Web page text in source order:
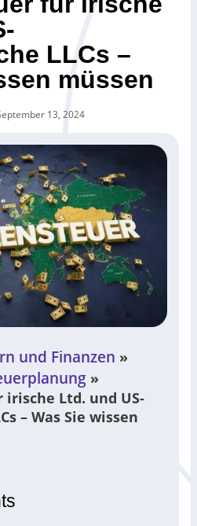
LLCs –
müssen
13, 2024
und Finanzen »
»
Ltd. und US-
– Was Sie wissen